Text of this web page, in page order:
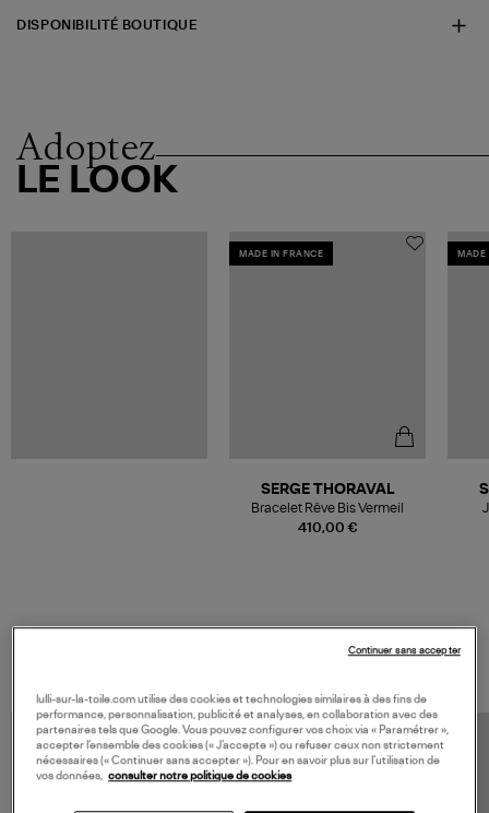
DISPONIBILITÉ BOUTIQUE
Adoptez
LE LOOK
MADE IN FRANCE
410,00 €
SERGE THORAVAL
Bracelet Rêve Bis Vermeil
MADE
lulli-sur-la-toile.com utilise des cookies et technologies similaires à des fins de
performance, personnalisation, publicité et analyses, en collaboration avec des
partenaires tels que Google. Vous pouvez configurer vos choix via « Paramétrer »,
accepter l’ensemble des cookies (« J’accepte ») ou refuser ceux non strictement
nécessaires (« Continuer sans accepter »). Pour en savoir plus sur l’utilisation de
vos données, consulter notre politique de cookies
Continuer sans accepter